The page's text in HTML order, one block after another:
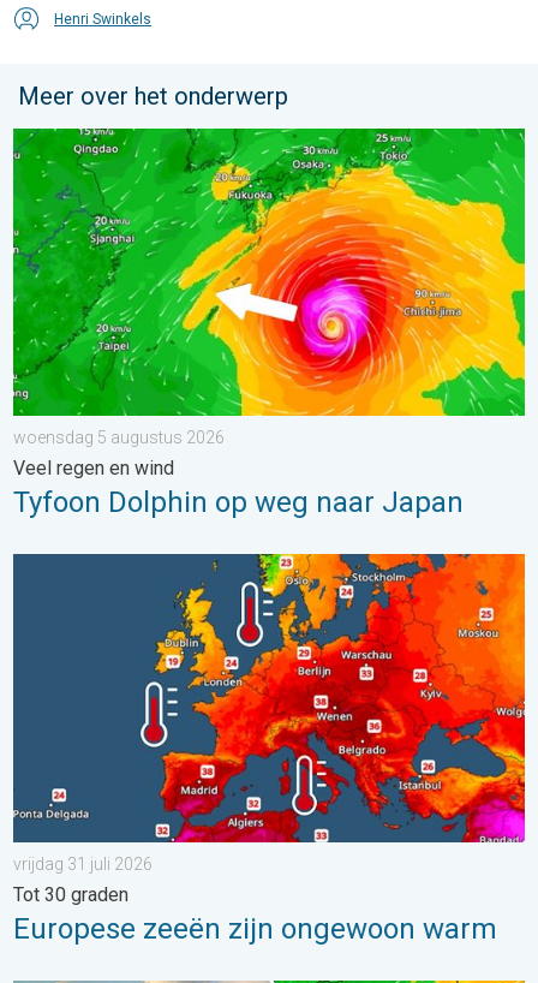
Henri Swinkels
Meer over het onderwerp
Tyfoon Dolphin op weg naar Japan. Veel regen en wind. . .
woensdag 5 augustus 2026
Veel regen en wind
Tyfoon Dolphin op weg naar Japan
Europese zeeën zijn ongewoon warm. Tot 30 graden. . .
vrijdag 31 juli 2026
Tot 30 graden
Europese zeeën zijn ongewoon warm